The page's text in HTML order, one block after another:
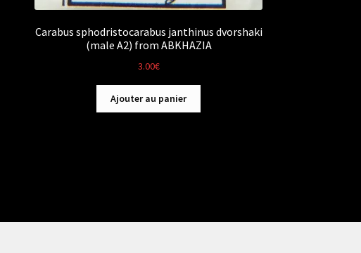
Carabus sphodristocarabus janthinus dvorshaki
(male A2) from ABKHAZIA
3.00€
Ajouter au panier